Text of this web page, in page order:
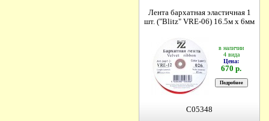
Лента бархатная эластичная 1
шт. ("Blitz" VRE-06) 16.5м х 6мм
в наличии
4 вида
Цена:
670 р.
C05348